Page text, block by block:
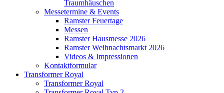
Traumhäuschen
Messetermine & Events
Ramster Feuertage
Messen
Ramster Hausmesse 2026
Ramster Weihnachtsmarkt 2026
Videos & Impressionen
Kontaktformular
Transformer Royal
Transformer Royal